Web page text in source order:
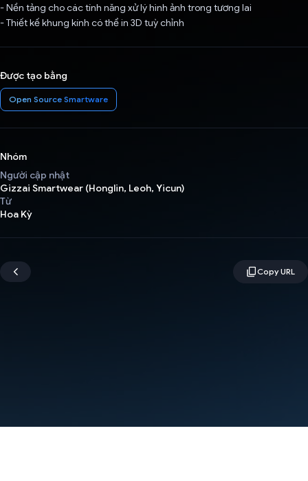
- Nền tảng cho các tính năng xử lý hình ảnh trong tương lai
- Thiết kế khung kính có thể in 3D tuỳ chỉnh
Được tạo bằng
Open Source Smartware
Nhóm
Người cập nhật
Gizzai Smartwear (Honglin, Leoh, Yicun)
Từ
Hoa Kỳ